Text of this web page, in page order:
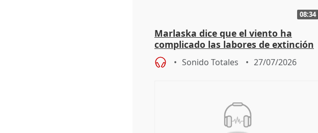
08:34
Marlaska dice que el viento ha
complicado las labores de extinción
durante la madrugada
Sonido Totales 27/07/2026